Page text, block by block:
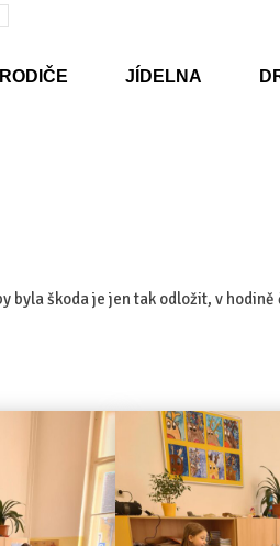
Default
Font
JÍDELNA
byla škoda je jen tak odložit, v